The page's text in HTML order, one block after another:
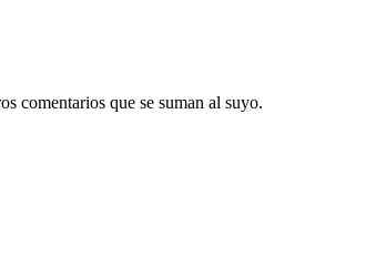
comentarios que se suman al suyo.